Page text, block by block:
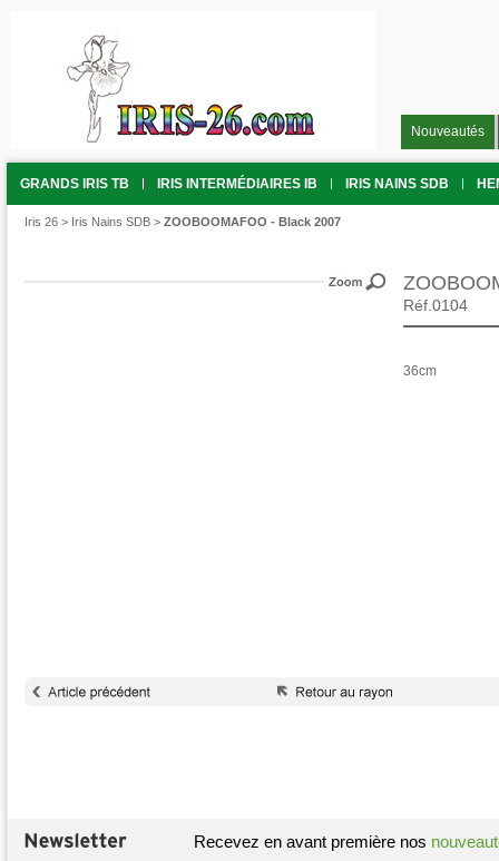
Nouveautés
GRANDS IRIS TB IRIS INTERMÉDIAIRES IB IRIS NAINS SDB
Iris 26 > Iris Nains SDB > ZOOBOOMAFOO - Black 2007
Réf.0104
36cm
Recevez en avant première nos